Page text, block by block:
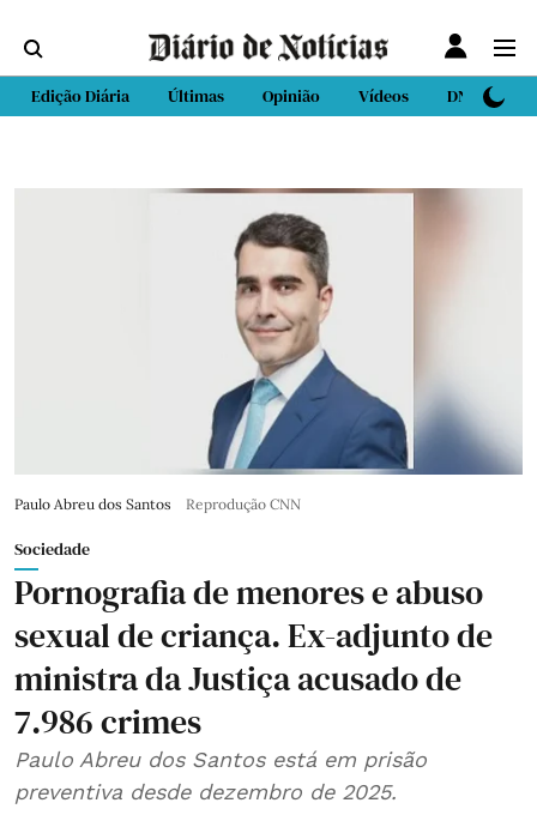
Edição Diária Últimas Opinião Vídeos DN Sport
Paulo Abreu dos Santos Reprodução CNN
Sociedade
Pornografia de menores e abuso
sexual de criança. Ex-adjunto de
ministra da Justiça acusado de
7.986 crimes
Paulo Abreu dos Santos está em prisão
preventiva desde dezembro de 2025.